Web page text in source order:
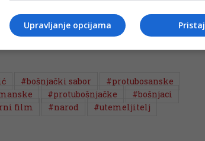
društvenih mreža i Facebook
#bošnjački sabor
#protubosanske
#protubošnjačke
#bošnjaci
film
#narod #utemeljitelj
Upravljanje opcijama